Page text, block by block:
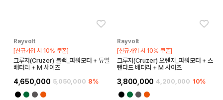
Rayvolt
[신규가입 시 10% 쿠폰]
크루저(Cruzer) 블랙_파워모터 + 듀얼
배터리 + M 사이즈
4,650,000 5,050,000 8%
Rayvolt
[신규가입 시 10% 쿠폰]
크루저(Cruzer) 오렌지_파워모터 + 스
탠다드 배터리 + M 사이즈
3,800,000 4,200,000 10%